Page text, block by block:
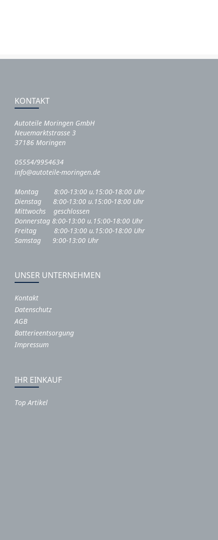
KONTAKT
Autoteile Moringen GmbH
Neuemarktstrasse 3
37186 Moringen
05554/9954634
info@autoteile-moringen.de
Montag 8:00-13:00 u.15:00-18:00 Uhr
Dienstag 8:00-13:00 u.15:00-18:00 Uhr
Mittwochs geschlossen
Donnerstag 8:00-13:00 u.15:00-18:00 Uhr
Freitag 8:00-13:00 u.15:00-18:00 Uhr
Samstag 9:00-13:00 Uhr
UNSER UNTERNEHMEN
Kontakt
Datenschutz
AGB
Batterieentsorgung
Impressum
IHR EINKAUF
Top Artikel